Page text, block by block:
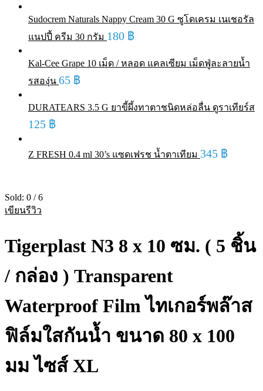
Sudocrem Naturals Nappy Cream 30 G ซูโดเครม เนเชอรัล
แนปปี้ ครีม 30 กรัม 180 ฿
Kal-Cee Grape 10 เม็ด / หลอด แคลเซียม เม็ดฟู่ละลายน้ำ
รสองุ่น 65 ฿
DURATEARS 3.5 G ยาขี้ผึ้งทาตาชนิดหล่อลื่น ดูราเทียร์ส
125 ฿
Z FRESH 0.4 ml 30’s แซดเฟรช น้ำตาเทียม 345 ฿
Sold: 0 / 6
เขียนรีวิว
Tigerplast N3 8 x 10 ซม. ( 5 ชิ้น
/ กล่อง ) Transparent
Waterproof Film ไทเกอร์พล๊าส
ฟิล์มใสกันน้ำ ขนาด 80 x 100
มม ไซส์ XL